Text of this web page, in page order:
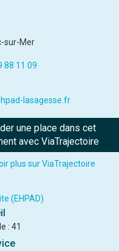
sur-Mer
88 11 09
lasagesse.fr
une place dans cet
avec ViaTrajectoire
plus sur ViaTrajectoire
(EHPAD)
: 41